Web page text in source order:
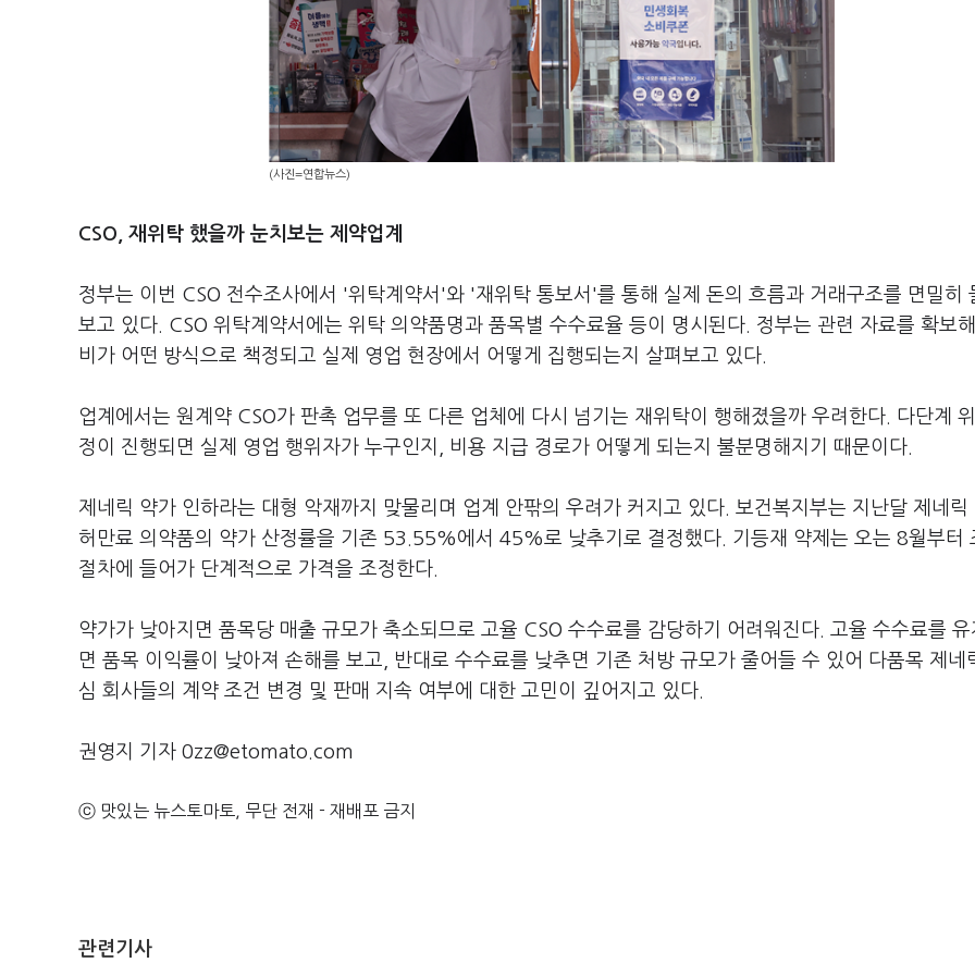
(사진=연합뉴스)
CSO, 재위탁 했을까 눈치보는 제약업계
정부는 이번 CSO 전수조사에서 '위탁계약서'와 '재위탁 통보서'를 통해 실제 돈의 흐름과 거래구조를 면밀히
보고 있다. CSO 위탁계약서에는 위탁 의약품명과 품목별 수수료율 등이 명시된다. 정부는 관련 자료를 확보
비가 어떤 방식으로 책정되고 실제 영업 현장에서 어떻게 집행되는지 살펴보고 있다.
업계에서는 원계약 CSO가 판촉 업무를 또 다른 업체에 다시 넘기는 재위탁이 행해졌을까 우려한다. 다단계
정이 진행되면 실제 영업 행위자가 누구인지, 비용 지급 경로가 어떻게 되는지 불분명해지기 때문이다.
제네릭 약가 인하라는 대형 악재까지 맞물리며 업계 안팎의 우려가 커지고 있다. 보건복지부는 지난달 제네릭
허만료 의약품의 약가 산정률을 기존 53.55%에서 45%로 낮추기로 결정했다. 기등재 약제는 오는 8월부터
절차에 들어가 단계적으로 가격을 조정한다.
약가가 낮아지면 품목당 매출 규모가 축소되므로 고율 CSO 수수료를 감당하기 어려워진다. 고율 수수료를 유
면 품목 이익률이 낮아져 손해를 보고, 반대로 수수료를 낮추면 기존 처방 규모가 줄어들 수 있어 다품목 제네
심 회사들의 계약 조건 변경 및 판매 지속 여부에 대한 고민이 깊어지고 있다.
권영지 기자 0zz@etomato.com
ⓒ 맛있는 뉴스토마토, 무단 전재 - 재배포 금지
관련기사